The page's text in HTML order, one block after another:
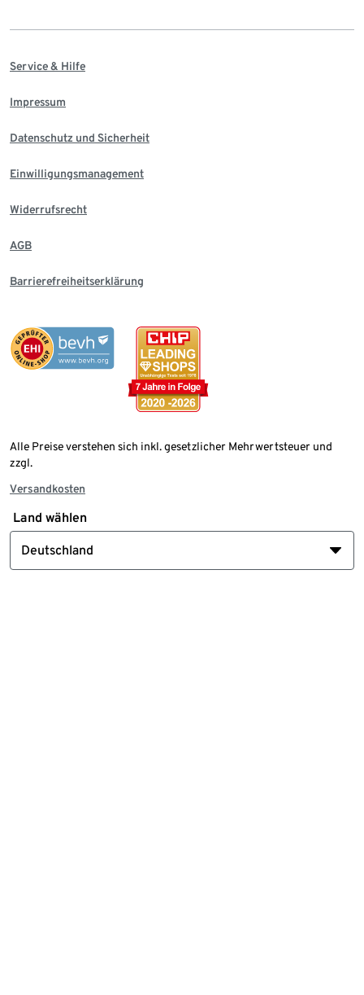
Service & Hilfe
Impressum
Datenschutz und Sicherheit
Einwilligungsmanagement
Widerrufsrecht
AGB
Barrierefreiheitserklärung
Alle Preise verstehen sich inkl. gesetzlicher Mehrwertsteuer und
zzgl.
Versandkosten
Land wählen
Deutschland